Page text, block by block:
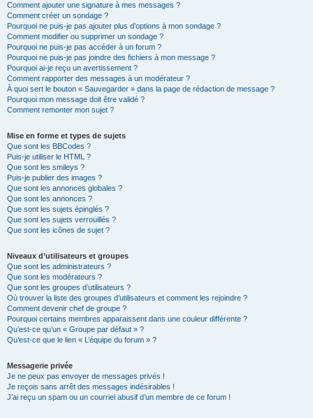
Comment ajouter une signature à mes messages ?
Comment créer un sondage ?
Pourquoi ne puis-je pas ajouter plus d’options à mon sondage ?
Comment modifier ou supprimer un sondage ?
Pourquoi ne puis-je pas accéder à un forum ?
Pourquoi ne puis-je pas joindre des fichiers à mon message ?
Pourquoi ai-je reçu un avertissement ?
Comment rapporter des messages à un modérateur ?
À quoi sert le bouton « Sauvegarder » dans la page de rédaction de message ?
Pourquoi mon message doit être validé ?
Comment remonter mon sujet ?
Mise en forme et types de sujets
Que sont les BBCodes ?
Puis-je utiliser le HTML ?
Que sont les smileys ?
Puis-je publier des images ?
Que sont les annonces globales ?
Que sont les annonces ?
Que sont les sujets épinglés ?
Que sont les sujets verrouillés ?
Que sont les icônes de sujet ?
Niveaux d’utilisateurs et groupes
Que sont les administrateurs ?
Que sont les modérateurs ?
Que sont les groupes d’utilisateurs ?
Où trouver la liste des groupes d’utilisateurs et comment les rejoindre ?
Comment devenir chef de groupe ?
Pourquoi certains membres apparaissent dans une couleur différente ?
Qu’est-ce qu’un « Groupe par défaut » ?
Qu’est-ce que le lien « L’équipe du forum » ?
Messagerie privée
Je ne peux pas envoyer de messages privés !
Je reçois sans arrêt des messages indésirables !
J’ai reçu un spam ou un courriel abusif d’un membre de ce forum !